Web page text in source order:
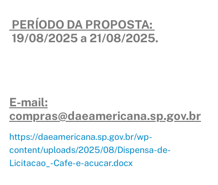
PERÍODO DA PROPOSTA:
19/08/2025 a 21/08/2025.
E-mail:
compras@daeamericana.sp.gov.br
https://daeamericana.sp.gov.br/wp-
content/uploads/2025/08/Dispensa-de-
Licitacao_-Cafe-e-acucar.docx